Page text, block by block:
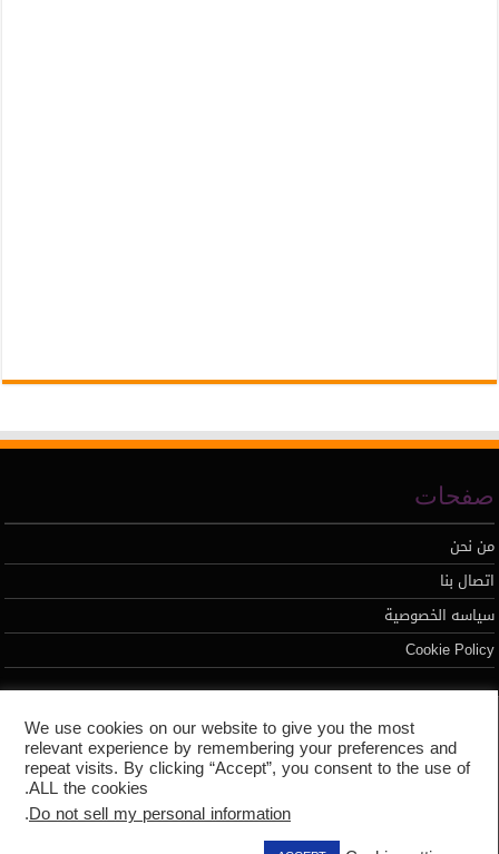
صفحات
من نحن
اتصال بنا
سياسه الخصوصية
Cookie Policy
تطوير محمد السيد
We use cookies on our website to give you the most
relevant experience by remembering your preferences and
repeat visits. By clicking “Accept”, you consent to the use of
ALL the cookies.
Do not sell my personal information
.